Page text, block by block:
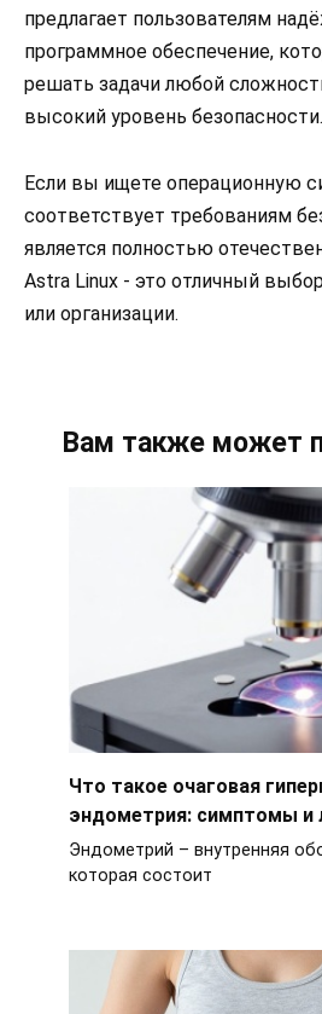
предлагает пользователям
программное обеспечение,
решать задачи любой
высокий уровень безопасности.
Если вы ищете операционную
соответствует требованиям
является полностью
Astra Linux - это отличный
или организации.
Вам также может
Что такое очаговая
эндометрия: симптомы и
Эндометрий – внутренняя
которая состоит